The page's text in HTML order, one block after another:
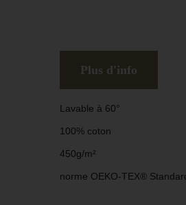
Plus d'info
Lavable à 60°
100% coton
450g/m²
norme OEKO-TEX®